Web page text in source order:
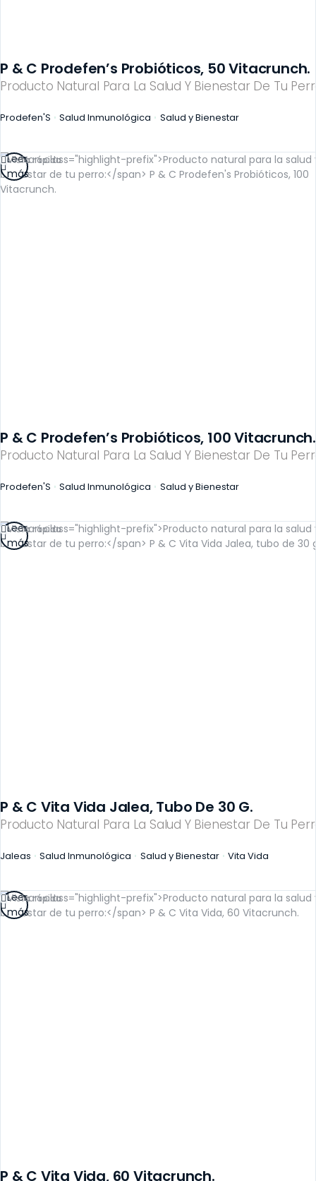
Producto Natural Para La Salud Y Bienestar De Tu
P & C Prodefen’s Probióticos, 50 Vitacrunch.
Prodefen'S Salud Inmunológica Salud y Bienestar
Vista rápida
Producto Natural Para La Salud Y Bienestar De Tu
P & C Prodefen’s Probióticos, 100 Vitacrunch.
Prodefen'S Salud Inmunológica Salud y Bienestar
Leer
más
Vista rápida
Producto Natural Para La Salud Y Bienestar De Tu
P & C Vita Vida Jalea, Tubo De 30 G.
Jaleas Salud Inmunológica Salud y Bienestar Vita Vida
Leer
más
Vista rápida
P & C Vita Vida, 60 Vitacrunch.
Leer
más